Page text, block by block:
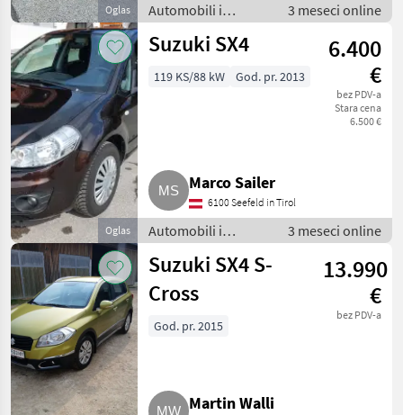
Oglas
Automobili i
motocikli /
Limuzine
3 meseci online
Oglas
Suzuki SX4
6.400
€
bez PDV-a
Stara cena
6.500 €
119 KS/88 kW God. pr. 2013
Marco Sailer
6100 Seefeld in Tirol
Automobili i
motocikli /
Limuzine
3 meseci online
Suzuki SX4 S-
Cross
13.990
€
bez PDV-a
God. pr. 2015
Martin Walli